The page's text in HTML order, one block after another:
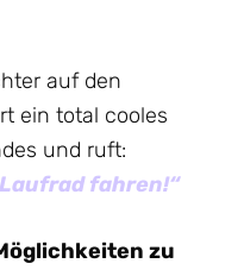
auf den
ein total cooles
und ruft:
fahren!“
zu